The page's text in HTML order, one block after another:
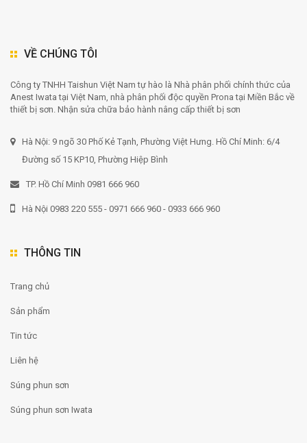
VỀ CHÚNG TÔI
Công ty TNHH Taishun Việt Nam tự hào là Nhà phân phối chính thức của
Anest Iwata tại Việt Nam, nhà phân phối độc quyền Prona tại Miền Bắc về
thiết bị sơn. Nhận sửa chữa bảo hành nâng cấp thiết bị sơn
Hà Nội: 9 ngõ 30 Phố Kẻ Tạnh, Phường Việt Hưng. Hồ Chí Minh: 6/4
Đường số 15 KP10, Phường Hiệp Bình
TP. Hồ Chí Minh 0981 666 960
Hà Nội 0983 220 555 - 0971 666 960 - 0933 666 960
THÔNG TIN
Trang chủ
Sản phẩm
Tin tức
Liên hệ
Súng phun sơn
Súng phun sơn Iwata